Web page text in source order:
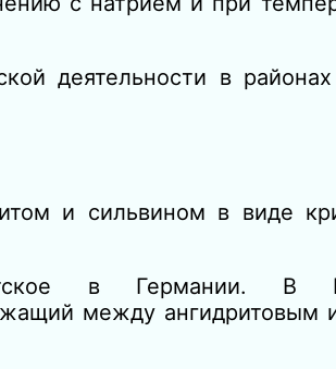
деятельности в
и сильвином в виде
в Германии. В
между ангидритовым